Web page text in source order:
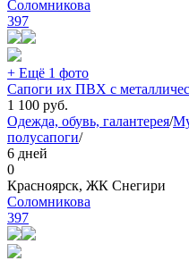
Соломникова
397
+ Ещё 1 фото
Сапоги их ПВХ с
1 100 руб.
Одежда, обувь, галантерея/
полусапоги/
6 дней
0
Красноярск, ЖК Снегири
Соломникова
397